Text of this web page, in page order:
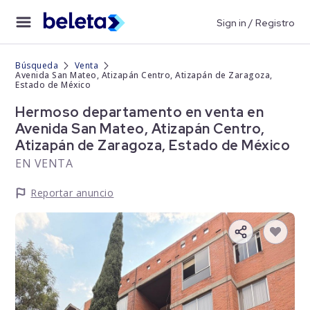
Sign in / Registro
Búsqueda
Venta
Avenida San Mateo, Atizapán Centro, Atizapán de Zaragoza,
Estado de México
Hermoso departamento en venta en
Avenida San Mateo, Atizapán Centro,
Atizapán de Zaragoza, Estado de México
EN VENTA
Reportar anuncio